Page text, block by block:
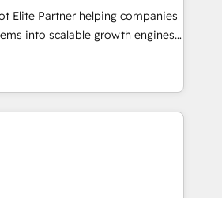
Professional Services, IT and
Elite Partner helping companies
into scalable growth engines.
technology and change
measurable results. As part of
Group, we unite more than
across Europe – ready to
optimized to support your
sales and operations around one
- Unlock the full value of your